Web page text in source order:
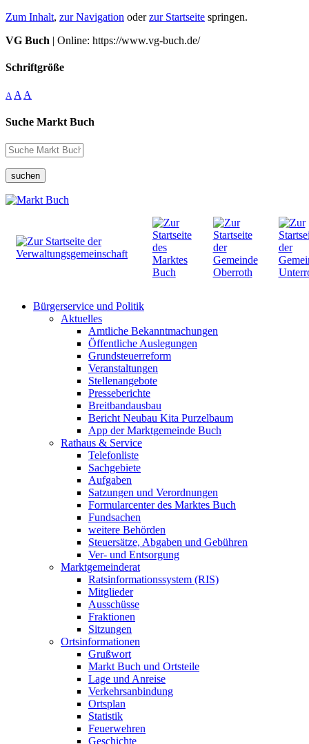
Zum Inhalt, zur Navigation oderzur Startseite springen.
VG Buch | Online: https://www.vg-buch.de/
Schriftgröße
A A A
Suche Markt Buch
suchen
Bürgerservice und Politik
Aktuelles
Amtliche Bekanntmachungen
Öffentliche Auslegungen
Grundsteuerreform
Veranstaltungen
Stellenangebote
Presseberichte
Breitbandausbau
Bericht Neubau Kita Purzelbaum
App der Marktgemeinde Buch
Rathaus & Service
Telefonliste
Sachgebiete
Aufgaben
Satzungen und Verordnungen
Formularcenter des Marktes Buch
Fundsachen
weitere Behörden
Steuersätze, Abgaben und Gebühren
Ver- und Entsorgung
Marktgemeinderat
Ratsinformationssystem (RIS)
Mitglieder
Ausschüsse
Fraktionen
Sitzungen
Ortsinformationen
Grußwort
Markt Buch und Ortsteile
Lage und Anreise
Verkehrsanbindung
Ortsplan
Statistik
Feuerwehren
Geschichte